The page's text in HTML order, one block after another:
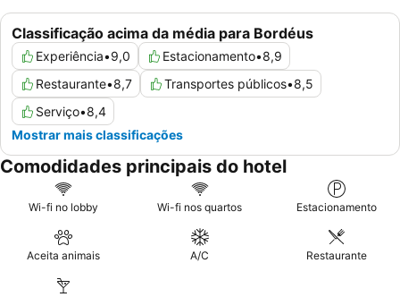
Classificação acima da média para Bordéus
Experiência•9,0 Estacionamento•8,9
Restaurante•8,7 Transportes públicos•8,5
Serviço•8,4
Mostrar mais classificações
Comodidades principais do hotel
Wi-fi no lobby Wi-fi nos quartos Estacionamento
Aceita animais A/C Restaurante